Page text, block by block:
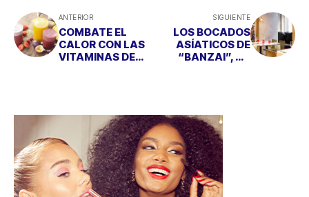
ANTERIOR
COMBATE EL
CALOR CON LAS
VITAMINAS DE
SIGUIENTE
LOS BOCADOS
ASÍATICOS DE
“BANZAI”, UN